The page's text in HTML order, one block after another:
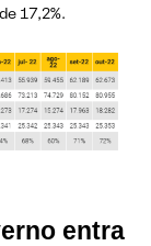
17,2%.
entra